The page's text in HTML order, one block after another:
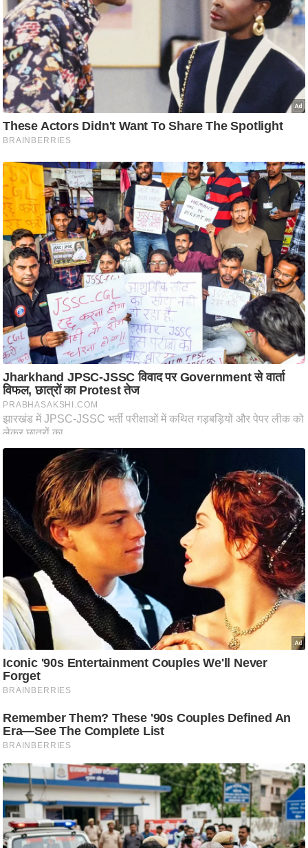
सा
म
यि
क
मा
तृ
भू
मि
भ
ए
म
.
आ
र
.
आ
ई
.
चा
य
प
र
स
मी
ज्यो
ति
प्र
भु
म
हि
/
ध
स्थ
ल
व्र
त
त्यो
हा
र